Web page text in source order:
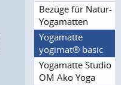
Bezüge für Natur-
Yogamatten
Yogamatte
yogimat® basic
Yogamatte Studio
OM Ako Yoga